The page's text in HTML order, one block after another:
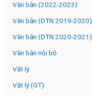
Văn bản (2022-2023)
Văn bản (DTN 2019-2020)
Văn bản (DTN 2020-2021)
Văn bản nội bộ
Vật lý
Vật lý (GT)